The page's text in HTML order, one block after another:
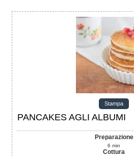
Stampa
PANCAKES AGLI ALBUMI
Preparazione
6 min
Cottura